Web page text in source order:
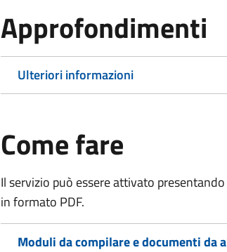
Approfondimenti
Ulteriori informazioni
Come fare
Il servizio può essere attivato
in formato PDF.
Moduli da compilare e documenti da